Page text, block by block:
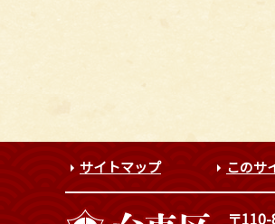
サイトマップ このサ
〒